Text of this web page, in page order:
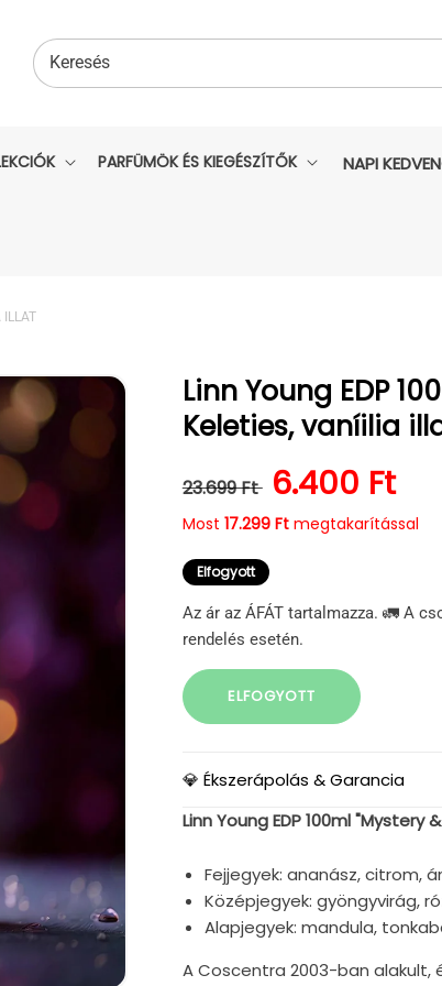
Keresés
PARFÜMÖK ÉS KIEGÉSZÍTŐK NAPI
ILLAT
Linn Young EDP
Keleties, vaníilia
Normál ár
23.699 Ft 6.400 Ft
Most 17.299 Ftmegtakarítással
Elfogyott
Az ár az ÁFÁT tartalmazza. 🚛 A
rendelés esetén.
ELFOGYOTT
💎 Ékszerápolás & Garancia
Linn Young EDP 100ml
Fejjegyek: ananász, citrom,
Középjegyek: gyöngyvirág,
Alapjegyek: mandula,
A Coscentra 2003-ban alakult,